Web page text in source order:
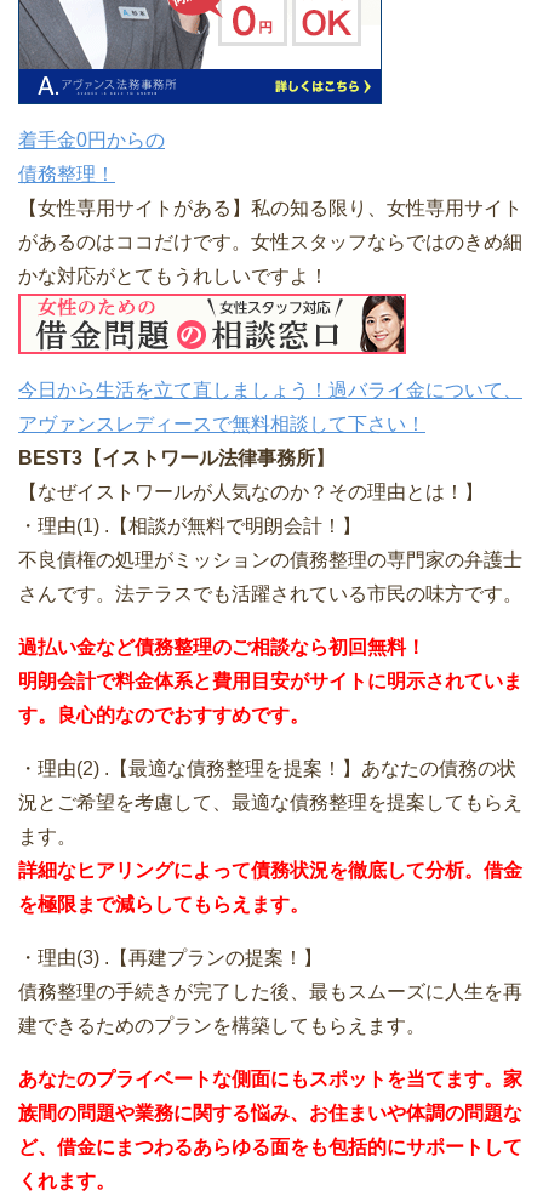
着手金0円からの
債務整理！
【女性専用サイトがある】私の知る限り、女性専用サイト
があるのはココだけです。女性スタッフならではのきめ細
かな対応がとてもうれしいですよ！
今日から生活を立て直しましょう！過バライ金について、
アヴァンスレディースで無料相談して下さい！
BEST3【イストワール法律事務所】
【なぜイストワールが人気なのか？その理由とは！】
・理由(1) .【相談が無料で明朗会計！】
不良債権の処理がミッションの債務整理の専門家の弁護士
さんです。法テラスでも活躍されている市民の味方です。
過払い金など債務整理のご相談なら初回無料！
明朗会計で料金体系と費用目安がサイトに明示されていま
す。良心的なのでおすすめです。
・理由(2) .【最適な債務整理を提案！】あなたの債務の状
況とご希望を考慮して、最適な債務整理を提案してもらえ
ます。
詳細なヒアリングによって債務状況を徹底して分析。借金
を極限まで減らしてもらえます。
・理由(3) .【再建プランの提案！】
債務整理の手続きが完了した後、最もスムーズに人生を再
建できるためのプランを構築してもらえます。
あなたのプライベートな側面にもスポットを当てます。家
族間の問題や業務に関する悩み、お住まいや体調の問題な
ど、借金にまつわるあらゆる面をも包括的にサポートして
くれます。